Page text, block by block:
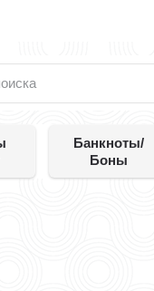
Банкноты/
Боны